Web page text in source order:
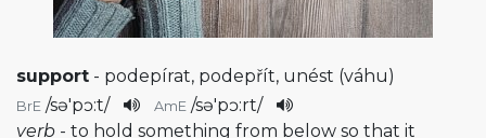
support - podepírat, podepřít, unést (váhu)
BrE /sə'pɔ:t/ AmE /sə'pɔ:rt/
verb - to hold something from below so that it